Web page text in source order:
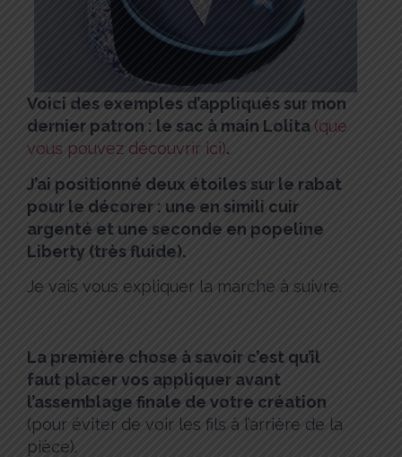
Voici des exemples d’appliqués sur mon
dernier patron : le sac à main Lolita (que
vous pouvez découvrir ici).
J’ai positionné deux étoiles sur le rabat
pour le décorer : une en simili cuir
argenté et une seconde en popeline
Liberty (très fluide).
Je vais vous expliquer la marche à suivre.
La première chose à savoir c’est qu’il
faut placer vos appliquer avant
l’assemblage finale de votre création
(pour éviter de voir les fils à l’arrière de la
pièce).